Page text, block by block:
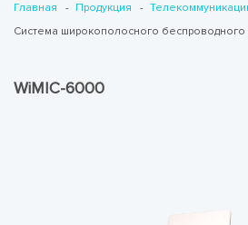
Главная Продукция
Система широкополосного беспроводного
WiMIC-6000